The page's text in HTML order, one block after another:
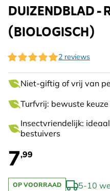
DUIZENDBLAD -
(BIOLOGISCH)
2 reviews
Niet-giftig of vrij van
Turfvrij: bewuste
Insectvriendelijk:
bestuivers
7,99
OP VOORRAAD 5-10